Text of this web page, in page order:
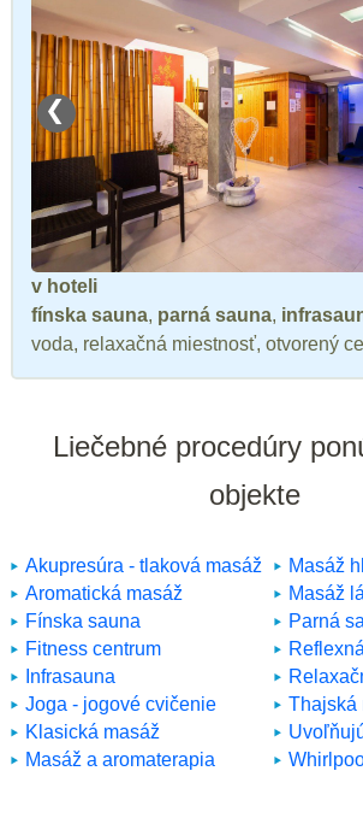
❮
v hoteli
fínska sauna, parná sauna,
voda, relaxačná miestnosť, otvorený
Liečebné procedúry
objekte
Akupresúra - tlaková masáž
Aromatická masáž
Fínska sauna
Fitness centrum
Infrasauna
Joga - jogové cvičenie
Klasická masáž
Masáž a aromaterapia
Masáž
Masáž
Parná
Thajská